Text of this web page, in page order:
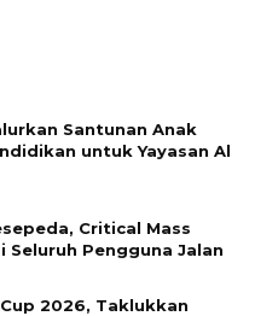
Santunan Anak
untuk Yayasan Al
Critical Mass
Seluruh Pengguna Jalan
2026, Taklukkan